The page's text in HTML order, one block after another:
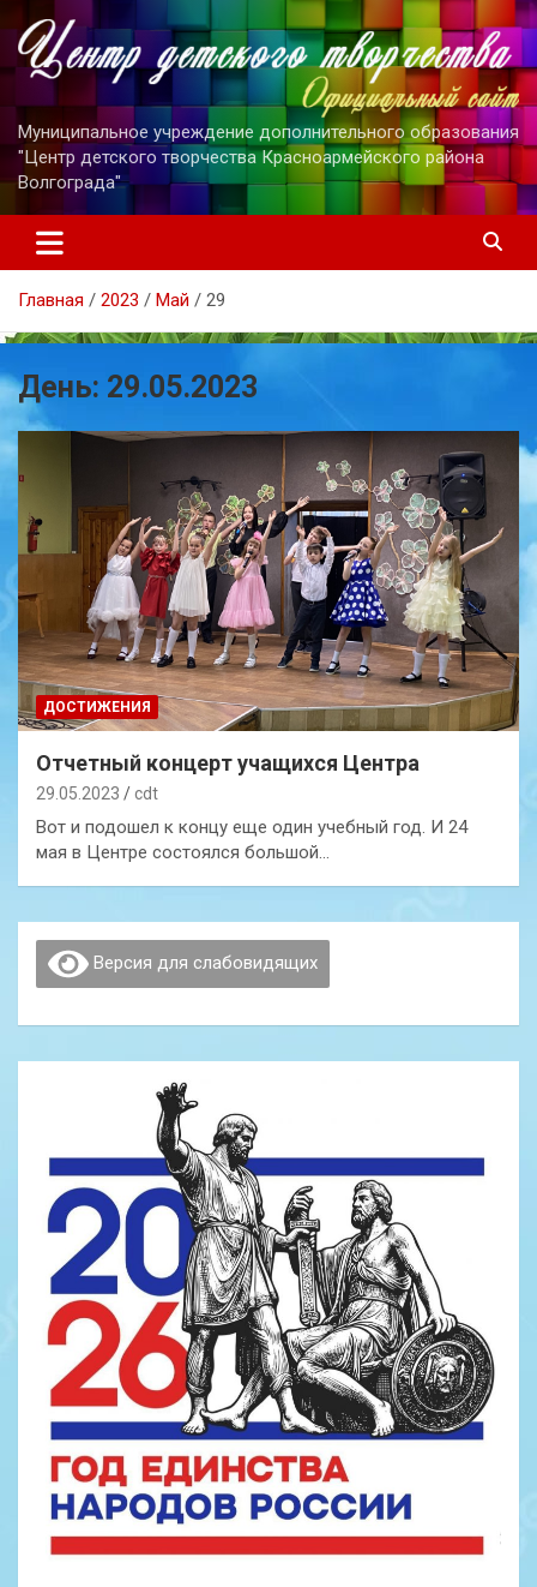
к
содержимому
Муниципальное учреждение дополнительного образования
"Центр детского творчества Красноармейского района
Волгограда"
Главная 2023 Май 29
День: 29.05.2023
ДОСТИЖЕНИЯ
Отчетный концерт учащихся Центра
29.05.2023 cdt
Вот и подошел к концу еще один учебный год. И 24
мая в Центре состоялся большой…
Версия для слабовидящих